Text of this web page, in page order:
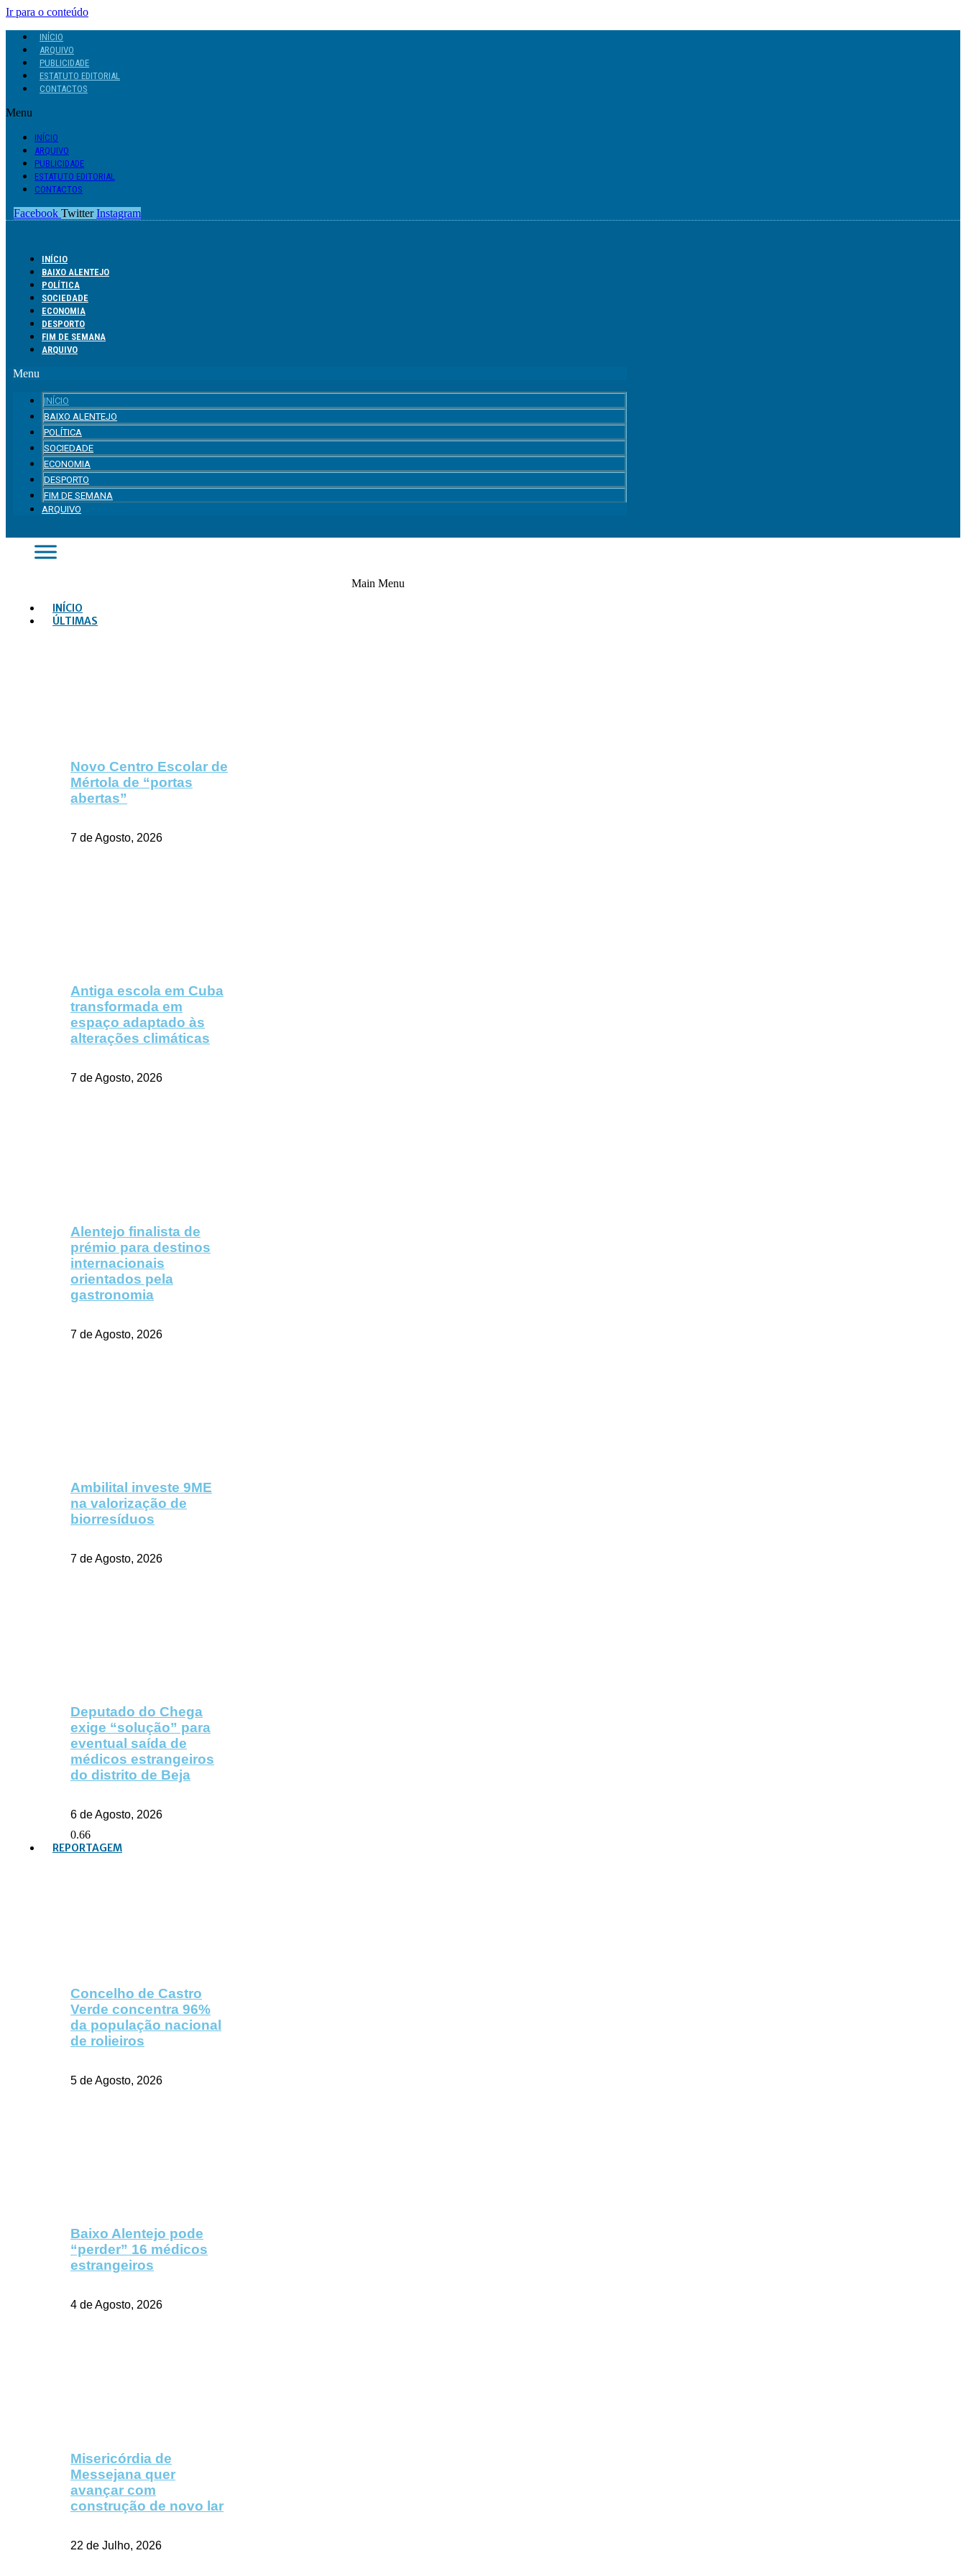
Ir para o conteúdo
INÍCIO
ARQUIVO
PUBLICIDADE
ESTATUTO EDITORIAL
CONTACTOS
Menu
INÍCIO
ARQUIVO
PUBLICIDADE
ESTATUTO EDITORIAL
CONTACTOS
Facebook Twitter Instagram
INÍCIO
BAIXO ALENTEJO
POLÍTICA
SOCIEDADE
ECONOMIA
DESPORTO
FIM DE SEMANA
ARQUIVO
Menu
INÍCIO
BAIXO ALENTEJO
POLÍTICA
SOCIEDADE
ECONOMIA
DESPORTO
FIM DE SEMANA
ARQUIVO
Main Menu
INÍCIO
ÚLTIMAS
Novo Centro Escolar de
Mértola de “portas
abertas”
7 de Agosto, 2026
Antiga escola em Cuba
transformada em
espaço adaptado às
alterações climáticas
7 de Agosto, 2026
Alentejo finalista de
prémio para destinos
internacionais
orientados pela
gastronomia
7 de Agosto, 2026
Ambilital investe 9ME
na valorização de
biorresíduos
7 de Agosto, 2026
Deputado do Chega
exige “solução” para
eventual saída de
médicos estrangeiros
do distrito de Beja
6 de Agosto, 2026
REPORTAGEM
Concelho de Castro
Verde concentra 96%
da população nacional
de rolieiros
5 de Agosto, 2026
Baixo Alentejo pode
“perder” 16 médicos
estrangeiros
4 de Agosto, 2026
Misericórdia de
Messejana quer
avançar com
construção de novo lar
22 de Julho, 2026